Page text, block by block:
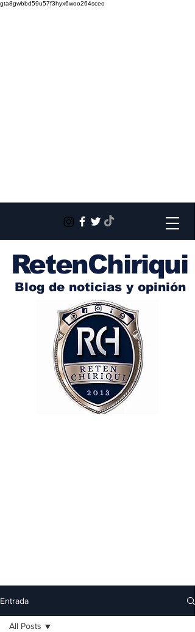
gta8gwbbd59u57f3hyx6woo264sceo
RetenChiriqui
Blog de noticias y opinión
Entrada
All Posts